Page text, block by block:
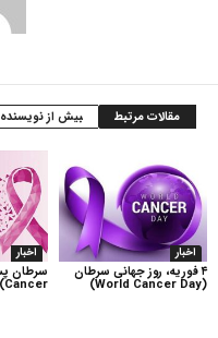
مقالات مرتبط بیش از نویسنده
اخبار
Cancer)
اخبار
۴ فوریه، روز جهانی سرطان
(World Cancer Day)